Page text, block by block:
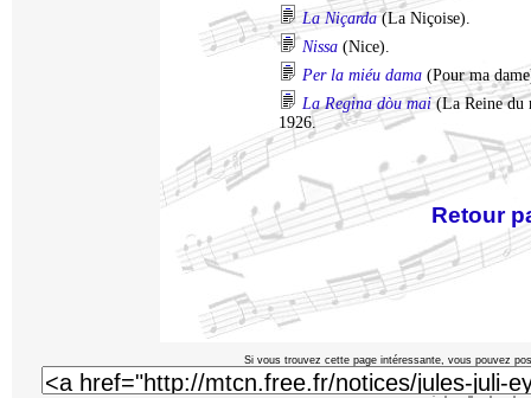
La Niçarda(La Niçoise).
Nissa(Nice).
Per la miéu dama(Pour ma
La Regina dòu mai(La Reine du
1926.
Retour
Si vous trouvez cette page intéressante, vous pouvez